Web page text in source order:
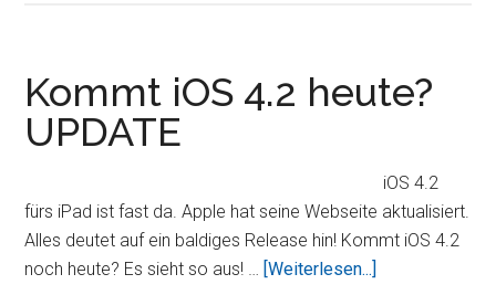
ist
DA!
Kommt iOS 4.2 heute?
UPDATE
iOS 4.2
fürs iPad ist fast da. Apple hat seine Webseite aktualisiert.
Alles deutet auf ein baldiges Release hin! Kommt iOS 4.2
noch heute? Es sieht so aus! … [Weiterlesen...]